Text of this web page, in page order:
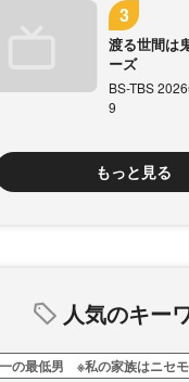
渡る世間は
ーズ
BS-TBS
9
もっと見る
人気のキー
の最低男 ※私の家族はニセ